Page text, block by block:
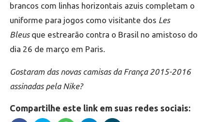
brancos com linhas horizontais azuis completam o
uniforme para jogos como visitante dos Les
Bleus que estrearão contra o Brasil no amistoso do
dia 26 de março em Paris.
Gostaram das novas camisas da França 2015-2016
assinadas pela Nike?
Compartilhe este link em suas redes sociais: